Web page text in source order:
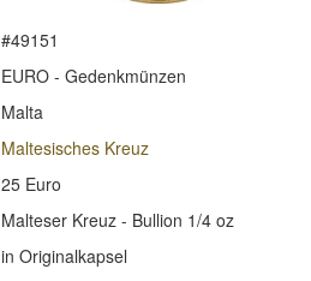
#49151
EURO - Gedenkmünzen
Malta
Maltesisches Kreuz
25 Euro
Malteser Kreuz - Bullion 1/4 oz
in Originalkapsel